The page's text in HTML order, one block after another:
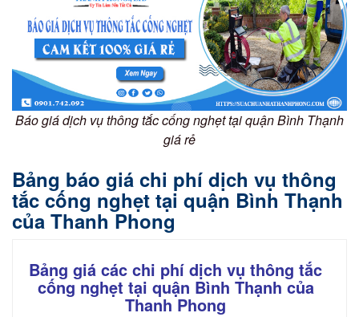
Báo giá dịch vụ thông tắc cống nghẹt tại quận Bình Thạnh
giá rẻ
Bảng báo giá chi phí dịch vụ thông
tắc cống nghẹt tại quận Bình Thạnh
của Thanh Phong
Bảng giá các chi phí dịch vụ thông tắc
cống nghẹt tại quận Bình Thạnh của
Thanh Phong